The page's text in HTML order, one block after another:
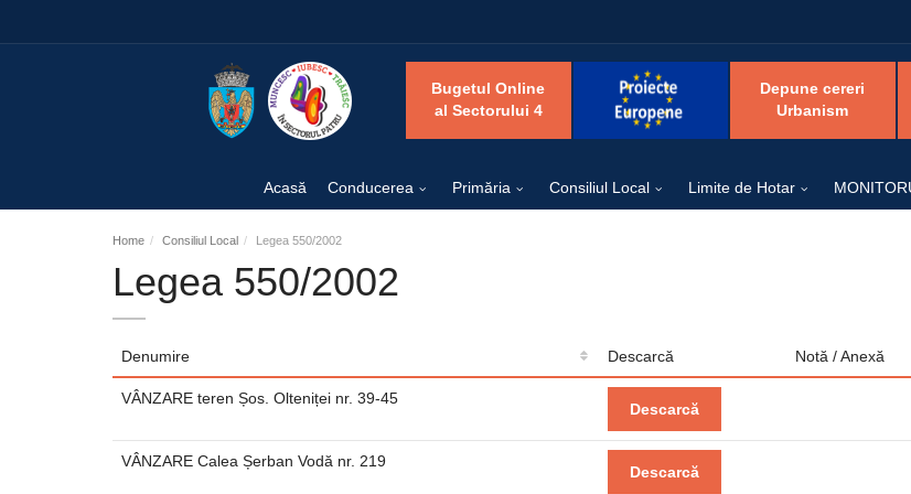
Bugetul Online
al Sectorului 4
Depune cereri
Urbanism
Acasă Conducerea Primăria Consiliul Local Limite de Hotar
Home Consiliul Local Legea 550/2002
Legea 550/2002
Denumire Descarcă Notă / Anexă
VÂNZARE teren Șos. Olteniței nr. 39-45
Descarcă
VÂNZARE Calea Șerban Vodă nr. 219
Descarcă